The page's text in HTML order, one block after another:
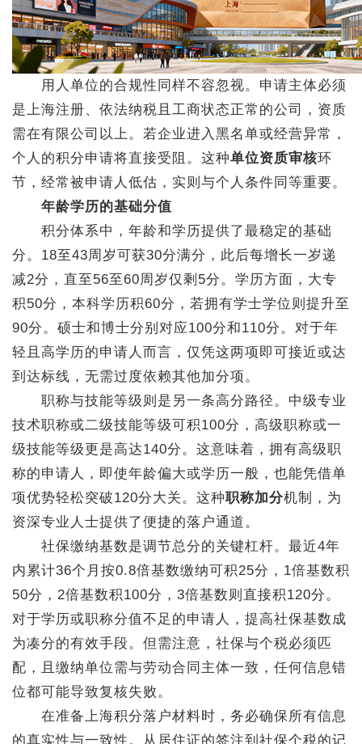
用人单位的合规性同样不容忽视。申请主体必须
是上海注册、依法纳税且工商状态正常的公司，资质
需在有限公司以上。若企业进入黑名单或经营异常，
个人的积分申请将直接受阻。这种单位资质审核环
节，经常被申请人低估，实则与个人条件同等重要。
年龄学历的基础分值
积分体系中，年龄和学历提供了最稳定的基础
分。18至43周岁可获30分满分，此后每增长一岁递
减2分，直至56至60周岁仅剩5分。学历方面，大专
积50分，本科学历积60分，若拥有学士学位则提升至
90分。硕士和博士分别对应100分和110分。对于年
轻且高学历的申请人而言，仅凭这两项即可接近或达
到达标线，无需过度依赖其他加分项。
职称与技能等级则是另一条高分路径。中级专业
技术职称或二级技能等级可积100分，高级职称或一
级技能等级更是高达140分。这意味着，拥有高级职
称的申请人，即使年龄偏大或学历一般，也能凭借单
项优势轻松突破120分大关。这种职称加分机制，为
资深专业人士提供了便捷的落户通道。
社保缴纳基数是调节总分的关键杠杆。最近4年
内累计36个月按0.8倍基数缴纳可积25分，1倍基数积
50分，2倍基数积100分，3倍基数则直接积120分。
对于学历或职称分值不足的申请人，提高社保基数成
为凑分的有效手段。但需注意，社保与个税必须匹
配，且缴纳单位需与劳动合同主体一致，任何信息错
位都可能导致复核失败。
在准备上海积分落户材料时，务必确保所有信息
的真实性与一致性。从居住证的签注到社保个税的记